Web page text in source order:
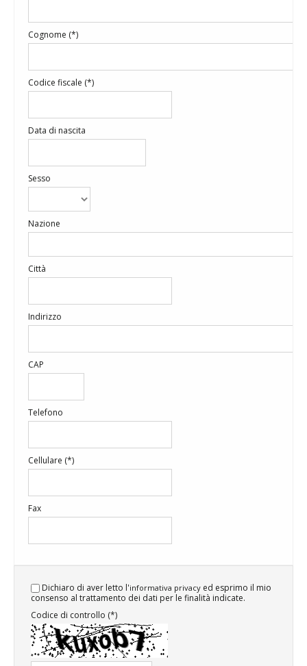
Cognome (*)
Codice fiscale (*)
Data di nascita
Sesso
Nazione
Città
Indirizzo
CAP
Telefono
Cellulare (*)
Fax
Dichiaro di aver letto l'informativa privacy ed esprimo il mio
consenso al trattamento dei dati per le finalità indicate.
Codice di controllo (*)